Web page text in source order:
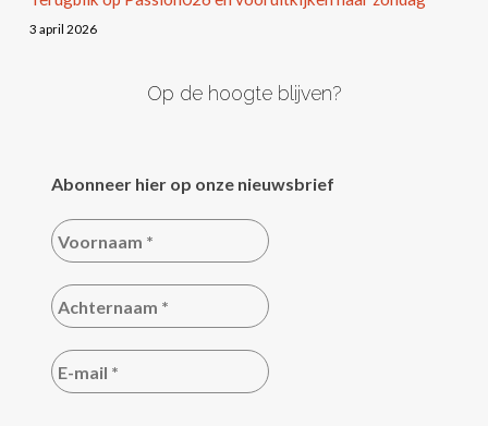
3 april 2026
Op de hoogte blijven?
Abonneer hier op onze nieuwsbrief